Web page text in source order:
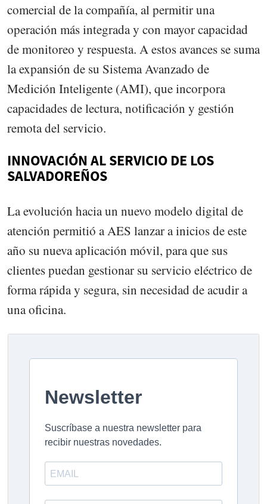
comercial de la compañía, al permitir una
operación más integrada y con mayor capacidad
de monitoreo y respuesta. A estos avances se suma
la expansión de su Sistema Avanzado de
Medición Inteligente (AMI), que incorpora
capacidades de lectura, notificación y gestión
remota del servicio.
INNOVACIÓN AL SERVICIO DE LOS
SALVADOREÑOS
La evolución hacia un nuevo modelo digital de
atención permitió a AES lanzar a inicios de este
año su nueva aplicación móvil, para que sus
clientes puedan gestionar su servicio eléctrico de
forma rápida y segura, sin necesidad de acudir a
una oficina.